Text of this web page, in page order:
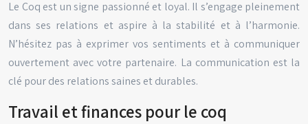
Le Coq est un signe passionné et loyal. Il s’engage pleinement
dans ses relations et aspire à la stabilité et à l’harmonie.
N’hésitez pas à exprimer vos sentiments et à communiquer
ouvertement avec votre partenaire. La communication est la
clé pour des relations saines et durables.
Travail et finances pour le coq